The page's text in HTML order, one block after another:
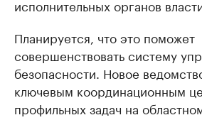
исполнительных органов
Планируется, что это поможет
совершенствовать систему
безопасности. Новое
ключевым координационным
профильных задач на